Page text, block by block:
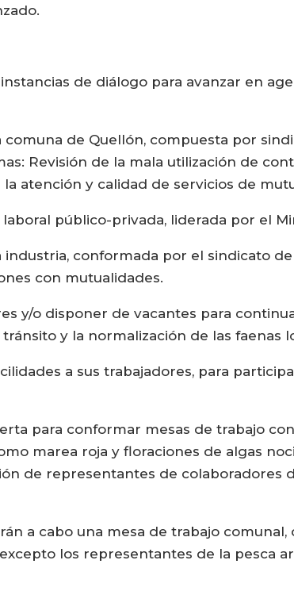
de diálogo para avanzar en
de Quellón, compuesta por
Revisión de la mala utilización de
atención y calidad de servicios de
público-privada, liderada por el
conformada por el sindicato
con mutualidades.
y/o disponer de vacantes para
y la normalización de las faenas
a sus trabajadores, para
para conformar mesas de trabajo
marea roja y floraciones de algas
de representantes de colaboradores
a cabo una mesa de trabajo comunal,
los representantes de la pesca